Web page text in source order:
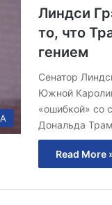
Линдси
то, что
гением
Сенатор
Южной
«ошибкой» со
Дональда
Read More